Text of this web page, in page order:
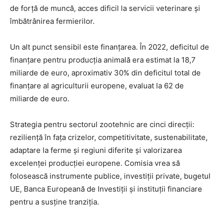
de forță de muncă, acces dificil la servicii veterinare și
îmbătrânirea fermierilor.
Un alt punct sensibil este finanțarea. În 2022, deficitul de
finanțare pentru producția animală era estimat la 18,7
miliarde de euro, aproximativ 30% din deficitul total de
finanțare al agriculturii europene, evaluat la 62 de
miliarde de euro.
Strategia pentru sectorul zootehnic are cinci direcții:
reziliență în fața crizelor, competitivitate, sustenabilitate,
adaptare la ferme și regiuni diferite și valorizarea
excelenței producției europene. Comisia vrea să
folosească instrumente publice, investiții private, bugetul
UE, Banca Europeană de Investiții și instituții financiare
pentru a susține tranziția.